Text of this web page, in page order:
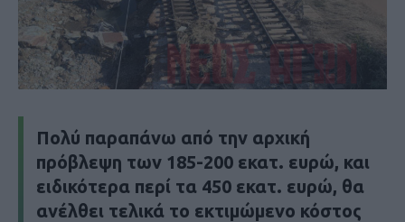
Πολύ παραπάνω από την αρχική
πρόβλεψη των 185-200 εκατ. ευρώ, και
ειδικότερα περί τα 450 εκατ. ευρώ, θα
ανέλθει τελικά το εκτιμώμενο κόστος